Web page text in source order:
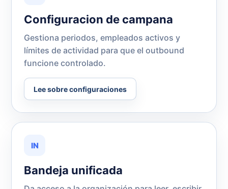
Configuracion de campana
Gestiona periodos, empleados activos y
límites de actividad para que el outbound
funcione controlado.
Lee sobre configuraciones
IN
Bandeja unificada